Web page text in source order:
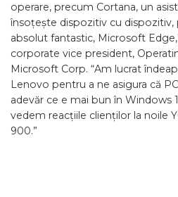
operare, precum Cortana, un
însoțește dispozitiv cu
absolut fantastic, Microsoft
corporate vice president,
Microsoft Corp. “Am lucrat
Lenovo pentru a ne asigura că
adevăr ce e mai bun în Windows
vedem reacțiile clienților la noile
900.”